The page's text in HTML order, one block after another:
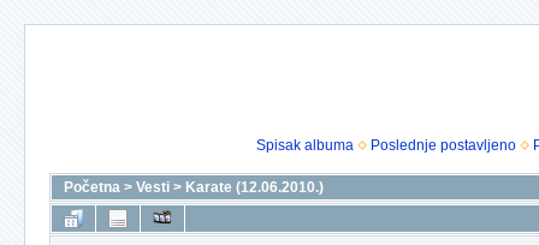
Spisak albuma Poslednje postavljeno
Početna > Vesti > Karate (12.06.2010.)